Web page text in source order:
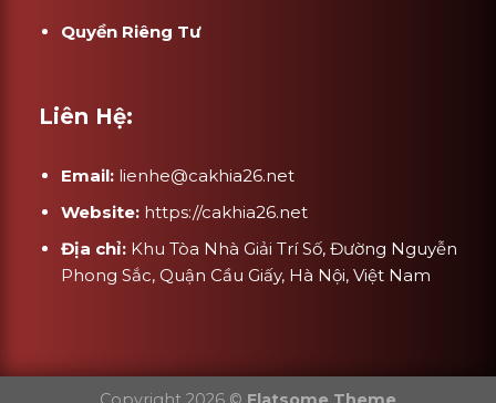
Quyền Riêng Tư
Liên Hệ:
Email: lienhe@cakhia26.net
Website: https://cakhia26.net
Địa chỉ: Khu Tòa Nhà Giải Trí Số, Đường Nguyễn
Phong Sắc, Quận Cầu Giấy, Hà Nội, Việt Nam